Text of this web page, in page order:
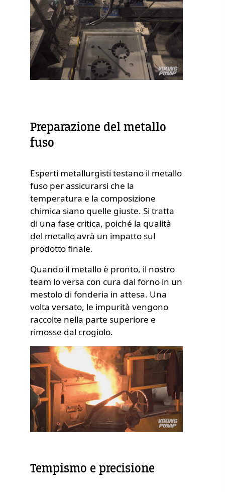
Preparazione del metallo
fuso
Esperti metallurgisti testano il metallo
fuso per assicurarsi che la
temperatura e la composizione
chimica siano quelle giuste. Si tratta
di una fase critica, poiché la qualità
del metallo avrà un impatto sul
prodotto finale.
Quando il metallo è pronto, il nostro
team lo versa con cura dal forno in un
mestolo di fonderia in attesa. Una
volta versato, le impurità vengono
raccolte nella parte superiore e
rimosse dal crogiolo.
Tempismo e precisione